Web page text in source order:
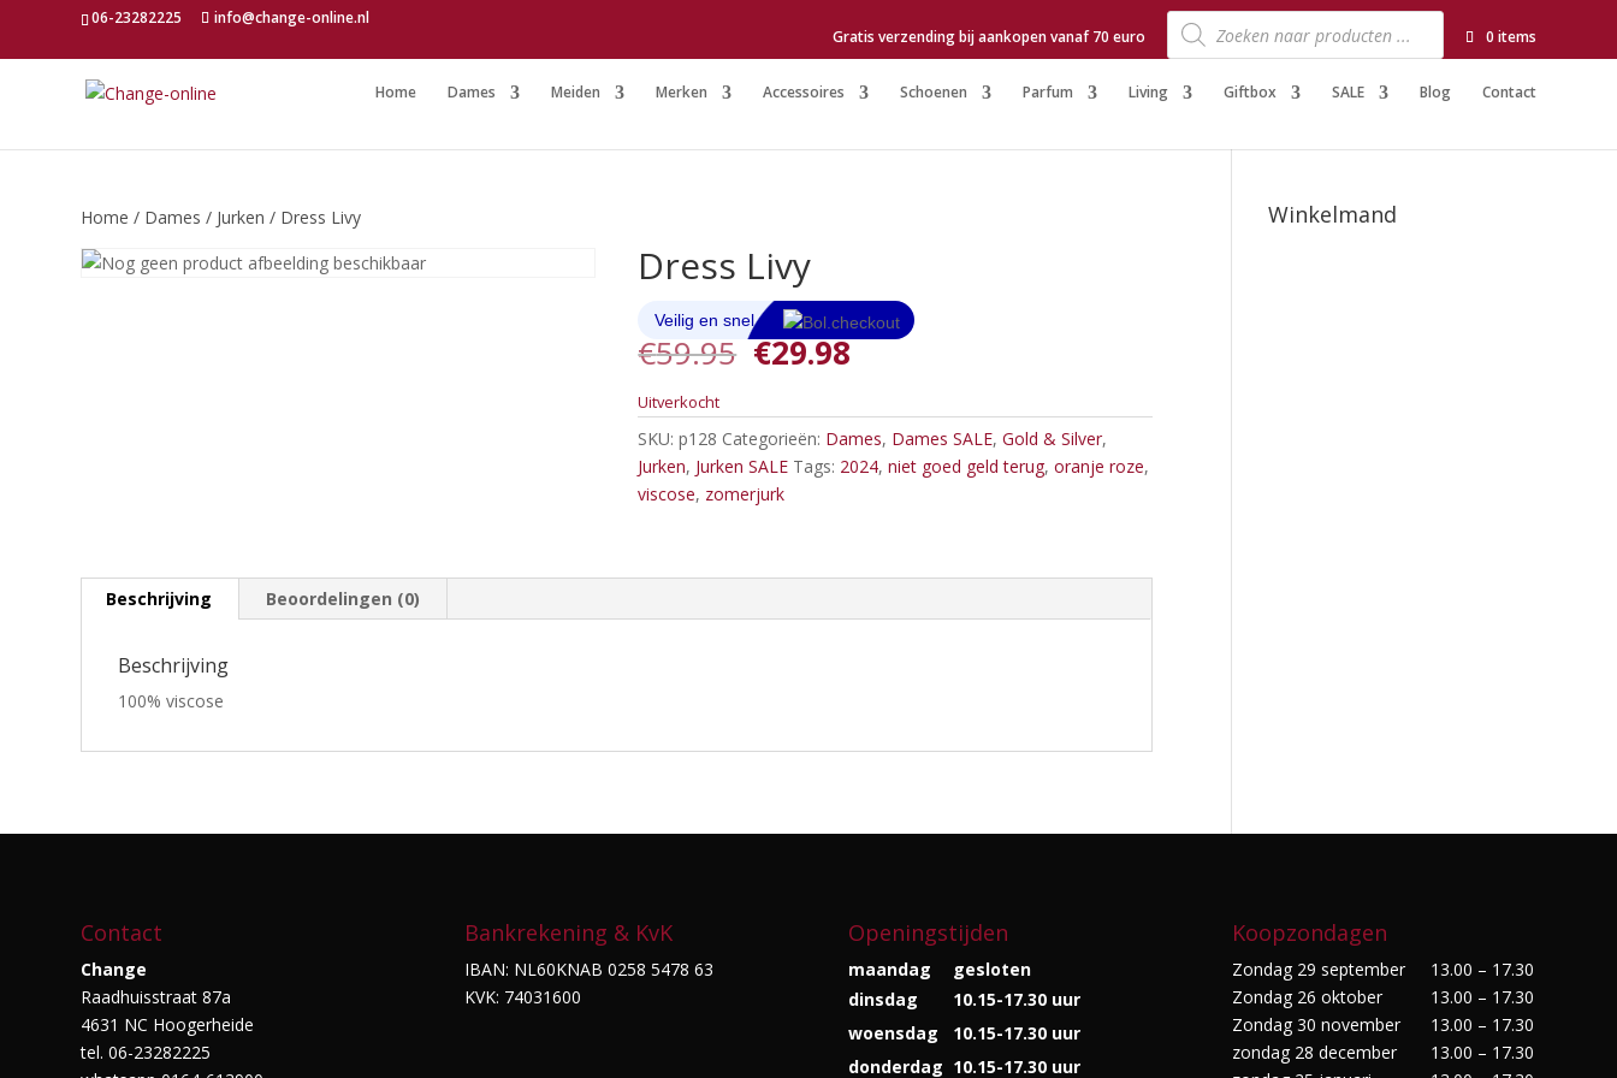
06-23282225
info@change-online.nl
Gratis verzending bij aankopen vanaf 70 euro
Producten
zoeken 0 items
Home Dames Meiden Merken Accessoires Schoenen Parfum Living Giftbox SALE Blog Contact
Home / Dames / Jurken / Dress Livy
Dress Livy
€59.95 Oorspronkelijke
prijs
was:
€59.95.
€29.98Huidige
is:
€29.98.
Uitverkocht
SKU:p128 Categorieën: Dames, Dames SALE,Gold & Silver,
Jurken, Jurken SALE Tags: 2024,niet goed geld terug,oranje roze,
viscose, zomerjurk
Beschrijving Beoordelingen (0)
Beschrijving
100% viscose
Winkelmand
Contact
Change
Raadhuisstraat 87a
4631 NC Hoogerheide
tel. 06-23282225
Bankrekening & KvK
IBAN: NL60KNAB 0258 5478 63
KVK: 74031600
Openingstijden
maandag
gesloten
dinsdag
10.15-17.30 uur
woensdag
10.15-17.30 uur
donderdag 10.15-17.30 uur
Koopzondagen
Zondag 29 september
13.00 – 17.30
Zondag 26 oktober
13.00 – 17.30
Zondag 30 november
13.00 – 17.30
zondag 28 december
13.00 – 17.30